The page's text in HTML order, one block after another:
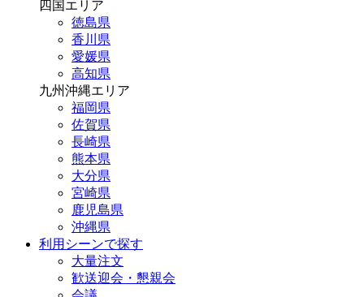
四国エリア
徳島県
香川県
愛媛県
高知県
九州沖縄エリア
福岡県
佐賀県
長崎県
熊本県
大分県
宮崎県
鹿児島県
沖縄県
利用シーンで探す
大量注文
歓送迎会・懇親会